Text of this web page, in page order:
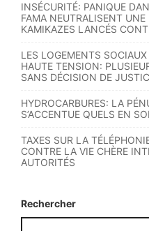
INSÉCURITÉ: PANIQUE
FAMA NEUTRALISENT
KAMIKAZES LANCÉS
LES LOGEMENTS
HAUTE TENSION:
SANS DÉCISION DE
HYDROCARBURES: LA
S’ACCENTUE QUELS EN
TAXES SUR LA
CONTRE LA VIE CHÈRE
AUTORITÉS
Rechercher